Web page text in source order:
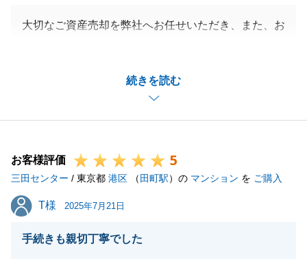
続きを読む
大切なご資産売却を弊社へお任せいただき、また、お
Ａ様に信頼してご依頼いただけたこと、そしてご満足
いただけたこと、大変光栄に存じます。
素敵なお部屋を気に入って下さった買主様とご縁を結
こそだと感じております。
これからも不動産に関する要望等ございましたら、い
つでもご連絡くださいませ。
今後ともどうぞよろしくお願い申し上げます。
お客様評価 5
三田センター / 東京都 港区 （ 田町駅）の マンション を ご購入
T様
T様 2025年7月21日
手続きも親切丁寧でした